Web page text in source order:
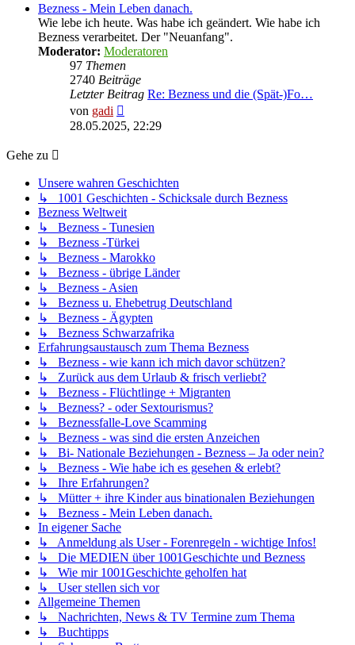
Bezness - Mein Leben danach.
Wie lebe ich heute. Was habe ich geändert. Wie habe ich
Bezness verarbeitet. Der "Neuanfang".
Moderator: Moderatoren
97 Themen
2740 Beiträge
Letzter Beitrag Re: Bezness und die (Spät-)Fo…
von gadi
Beitrag
28.05.2025, 22:29
Gehe zu
Unsere wahren Geschichten
↳ 1001 Geschichten - Schicksale durch Bezness
Bezness Weltweit
↳ Bezness - Tunesien
↳ Bezness -Türkei
↳ Bezness - Marokko
↳ Bezness - übrige Länder
↳ Bezness - Asien
↳ Bezness u. Ehebetrug Deutschland
↳ Bezness - Ägypten
↳ Bezness Schwarzafrika
Erfahrungsaustausch zum Thema Bezness
↳ Bezness - wie kann ich mich davor schützen?
↳ Zurück aus dem Urlaub & frisch verliebt?
↳ Bezness - Flüchtlinge + Migranten
↳ Bezness? - oder Sextourismus?
↳ Beznessfalle-Love Scamming
↳ Bezness - was sind die ersten Anzeichen
↳ Bi- Nationale Beziehungen - Bezness – Ja oder nein?
↳ Bezness - Wie habe ich es gesehen & erlebt?
↳ Ihre Erfahrungen?
↳ Mütter + ihre Kinder aus binationalen Beziehungen
↳ Bezness - Mein Leben danach.
In eigener Sache
↳ Anmeldung als User - Forenregeln - wichtige Infos!
↳ Die MEDIEN über 1001Geschichte und Bezness
↳ Wie mir 1001Geschichte geholfen hat
↳ User stellen sich vor
Allgemeine Themen
↳ Nachrichten, News & TV Termine zum Thema
↳ Buchtipps